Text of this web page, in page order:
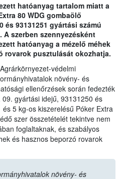
hatóanyag tartalom miatt a
80 WDG gombaölő
és 93131251 gyártási számú
szerben szennyezésként
hatóanyag a mézelő méhek
rovarok pusztulását okozhatja.
védelmi
növény- és
ellenőrzések során fedezték
gyártási idejű, 93131250 és
5 kg-os kiszerelésű Póker Extra
szer összetételét tekintve nem
foglaltaknak, és szabályos
és hasznos beporzó rovarok
növény- és